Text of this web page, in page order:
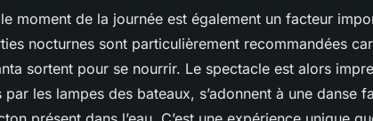
moment de la journée est également un facteur
nocturnes sont particulièrement recommandées
sortent pour se nourrir. Le spectacle est alors
par les lampes des bateaux, s’adonnent à une danse